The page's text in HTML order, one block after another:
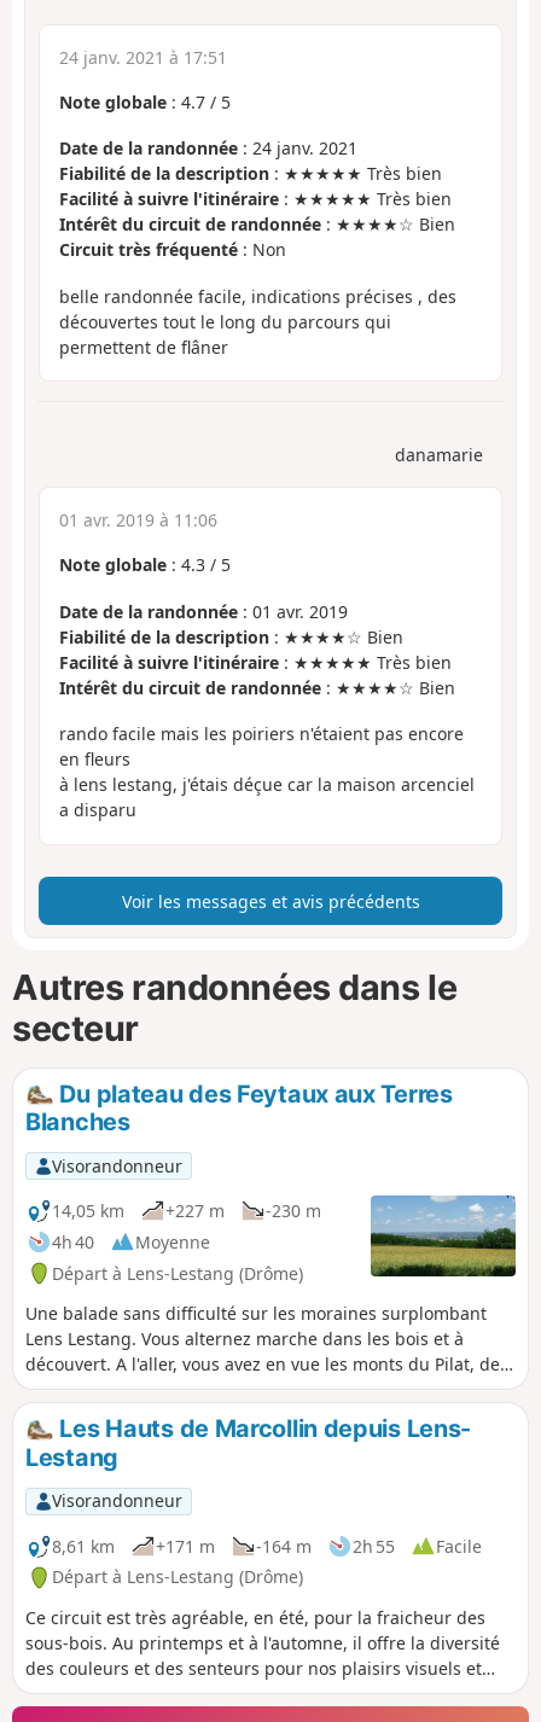
24 janv. 2021 à 17:51
Note globale : 4.7 / 5
Date de la randonnée : 24 janv. 2021
Fiabilité de la description : ★★★★★ Très bien
Facilité à suivre l'itinéraire : ★★★★★ Très bien
Intérêt du circuit de randonnée : ★★★★☆ Bien
Circuit très fréquenté : Non
belle randonnée facile, indications précises , des
découvertes tout le long du parcours qui
permettent de flâner
danamarie
01 avr. 2019 à 11:06
Note globale : 4.3 / 5
Date de la randonnée : 01 avr. 2019
Fiabilité de la description : ★★★★☆ Bien
Facilité à suivre l'itinéraire : ★★★★★ Très bien
Intérêt du circuit de randonnée : ★★★★☆ Bien
rando facile mais les poiriers n'étaient pas encore
en fleurs
à lens lestang, j'étais déçue car la maison arcenciel
a disparu
Voir les messages et avis précédents
Autres randonnées dans le
secteur
Du plateau des Feytaux aux Terres
Blanches
Visorandonneur
14,05 km
+227 m
-230 m
4h 40
Moyenne
Départ à Lens-Lestang (Drôme)
Une balade sans difficulté sur les moraines surplombant
Lens Lestang. Vous alternez marche dans les bois et à
découvert. A l'aller, vous avez en vue les monts du Pilat, de
l'Ardèche et la plaine de Beaurepaire. Au retour, en vous
retournant, vous pouvez admirer les sommets du Vercors,
des Alpes, de la Chartreuse, le Mont Blanc (si le temps le
permet...)
Les Hauts de Marcollin depuis Lens-
Lestang
Visorandonneur
8,61 km
+171 m -164 m 2h 55
Facile
Départ à Lens-Lestang (Drôme)
Ce circuit est très agréable, en été, pour la fraicheur des
sous-bois. Au printemps et à l'automne, il offre la diversité
des couleurs et des senteurs pour nos plaisirs visuels et
olfactifs. À plusieurs reprises, vous apprécierez la vue sur la